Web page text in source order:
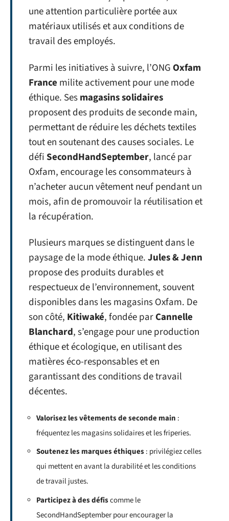
une attention particulière portée aux
matériaux utilisés et aux conditions de
travail des employés.
Parmi les initiatives à suivre, l’ONG Oxfam
France milite activement pour une mode
éthique. Sesmagasins solidaires
proposent des produits de seconde main,
permettant de réduire les déchets textiles
tout en soutenant des causes sociales. Le
défiSecondHandSeptember, lancé par
Oxfam, encourage les consommateurs à
n’acheter aucun vêtement neuf pendant un
mois, afin de promouvoir la réutilisation et
la récupération.
Plusieurs marques se distinguent dans le
paysage de la mode éthique.Jules & Jenn
propose des produits durables et
respectueux de l’environnement, souvent
disponibles dans les magasins Oxfam. De
son côté, Kitiwaké, fondée parCannelle
Blanchard, s’engage pour une production
éthique et écologique, en utilisant des
matières éco-responsables et en
garantissant des conditions de travail
décentes.
Valorisez les vêtements de seconde main :
fréquentez les magasins solidaires et les friperies.
Soutenez les marques éthiques: privilégiez celles
qui mettent en avant la durabilité et les conditions
de travail justes.
Participez à des défiscomme le
SecondHandSeptember pour encourager la